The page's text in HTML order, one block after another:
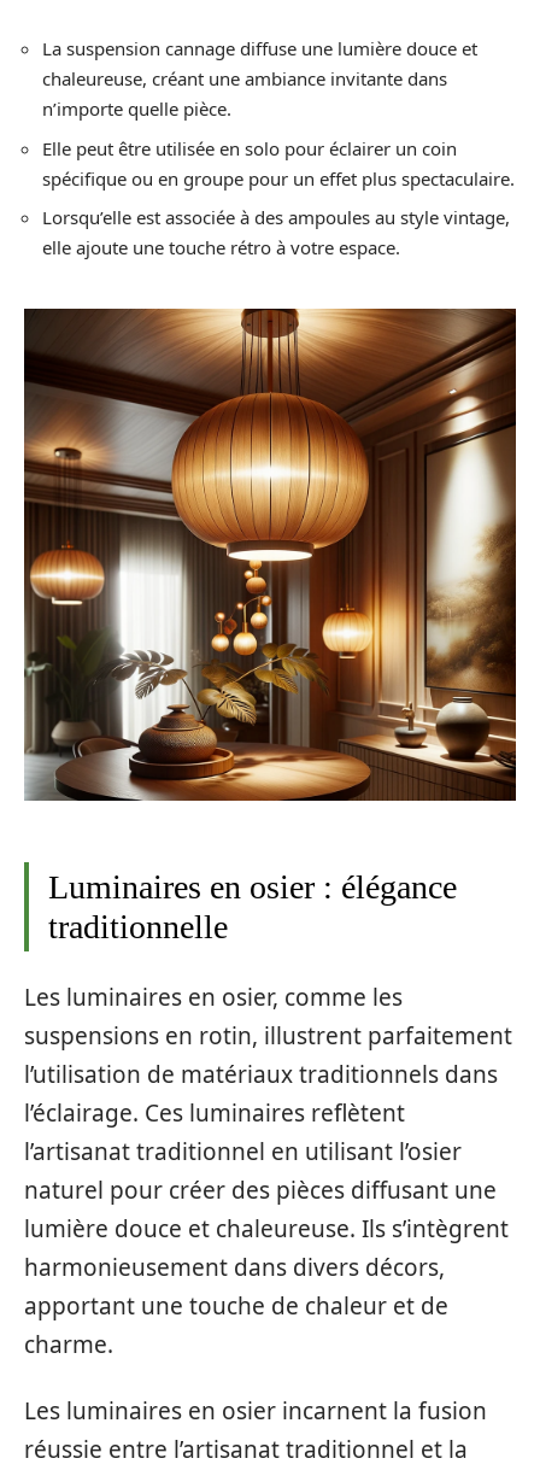
La suspension cannage diffuse une lumière douce et
chaleureuse, créant une ambiance invitante dans
n’importe quelle pièce.
Elle peut être utilisée en solo pour éclairer un coin
spécifique ou en groupe pour un effet plus spectaculaire.
Lorsqu’elle est associée à des ampoules au style vintage,
elle ajoute une touche rétro à votre espace.
Luminaires en osier : élégance
traditionnelle
Les luminaires en osier, comme les
suspensions en rotin, illustrent parfaitement
l’utilisation de matériaux traditionnels dans
l’éclairage. Ces luminaires reflètent
l’artisanat traditionnel en utilisant l’osier
naturel pour créer des pièces diffusant une
lumière douce et chaleureuse. Ils s’intègrent
harmonieusement dans divers décors,
apportant une touche de chaleur et de
charme.
Les luminaires en osier incarnent la fusion
réussie entre l’artisanat traditionnel et la